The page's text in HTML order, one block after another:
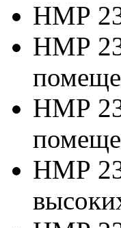
НМР
НМР
НМР
НМР